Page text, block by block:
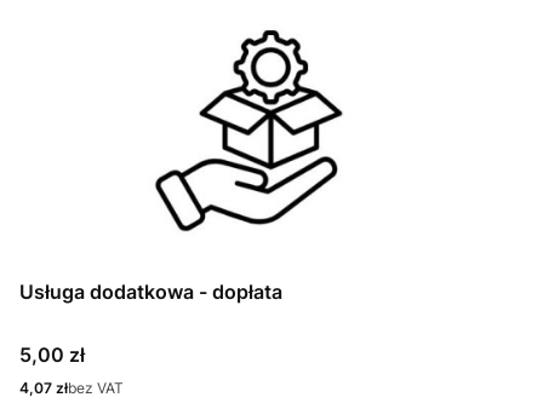
Usługa dodatkowa - dopłata
Cena
5,00 zł
Cena
4,07 złbez VAT